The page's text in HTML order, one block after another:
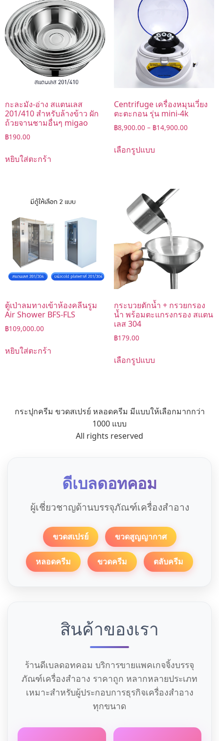
กะละมัง-อ่าง สแตนเลส
201/410 สำหรับล้างข้าว ผัก
ถ้วยจานชามอื่นๆ migao
฿190.00
หยิบใส่ตะกร้า
Centrifuge เครื่องหมุนเวี่ยง
ตะตะกอน รุ่น mini-4k
฿8,900.00 – ฿14,900.00
เลือกรูปแบบ
ตู้เป่าลมทางเข้าห้องคลีนรูม
Air Shower BFS-FLS
฿109,000.00
หยิบใส่ตะกร้า
กระบวยตักน้ำ + กรวยกรอง
น้ำ พร้อมตะแกรงกรอง สแตน
เลส 304
฿179.00
เลือกรูปแบบ
กระปุกครีม ขวดสเปรย์ หลอดครีม มีแบบให้เลือกมากกว่า
1000 แบบ
All rights reserved
ดีเบลดอทคอม
ผู้เชี่ยวชาญด้านบรรจุภัณฑ์เครื่องสำอาง
ขวดสเปรย์ ขวดสูญญากาศ
หลอดครีม ขวดครีม ตลับครีม
สินค้าของเรา
ร้านดีเบลดอทคอม บริการขายแพคเกจจิ้งบรรจุ
ภัณฑ์เครื่องสำอาง ราคาถูก หลากหลายประเภท
เหมาะสำหรับผู้ประกอบการธุรกิจเครื่องสำอาง
ทุกขนาด